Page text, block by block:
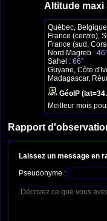
Altitude maxi
Québec,
France (centre),
France (sud,
Nord Magreb : 46°
Sahel : 66°
Guyane, Côte
Madagascar,
GéoIP
Meilleur mois
Rapport
Laissez un message en
Pseudonyme :